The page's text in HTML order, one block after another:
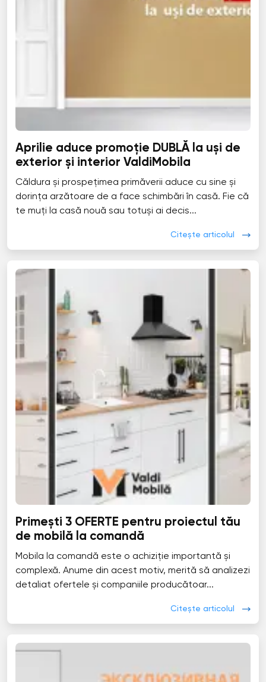
Aprilie aduce promoție DUBLĂ la uși de
exterior și interior ValdiMobila
Căldura și prospețimea primăverii aduce cu sine și
dorința arzătoare de a face schimbări în casă. Fie că
te muți la casă nouă sau totuși ai decis...
Citește articolul
Primești 3 OFERTE pentru proiectul tău
de mobilă la comandă
Mobila la comandă este o achiziție importantă și
complexă. Anume din acest motiv, merită să analizezi
detaliat ofertele și companiile producătoar...
Citește articolul